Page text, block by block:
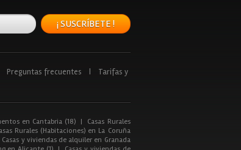
¡ SUSCRÍBETE !
Preguntas frecuentes
Tarifas y
en Cantabria (18) |
Casas Rurales
Rurales (Habitaciones) en La Coruña
Casas y viviendas de alquiler en Granada